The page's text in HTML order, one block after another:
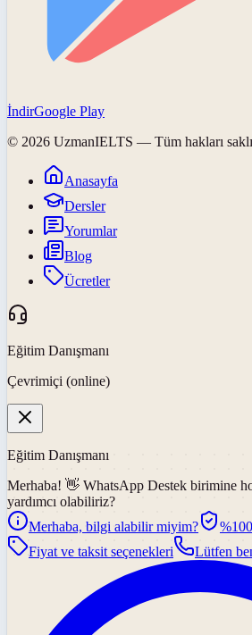
İndirGoogle Play
© 2026 UzmanIELTS — Tüm hakları
Anasayfa
Dersler
Yorumlar
Blog
Ücretler
Eğitim Danışmanı
Çevrimiçi (online)
Eğitim Danışmanı
Merhaba! 👋 WhatsApp Destek birimine
yardımcı olabiliriz?
Merhaba, bilgi alabilir miyim?
Fiyat ve taksit seçenekleri
Lütfen